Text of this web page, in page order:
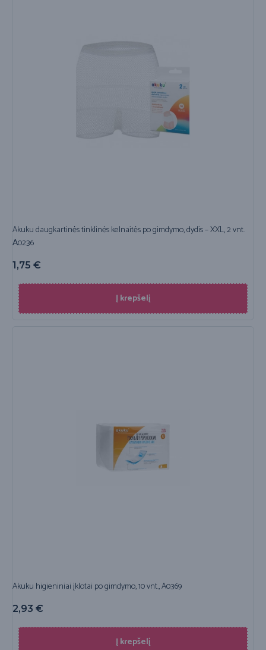
Akuku daugkartinės tinklinės kelnaitės po gimdymo, dydis – XXL, 2 vnt.
А0236
1,75 €
Į krepšelį
Akuku higieniniai įklotai po gimdymo, 10 vnt., A0369
2,93 €
Į krepšelį